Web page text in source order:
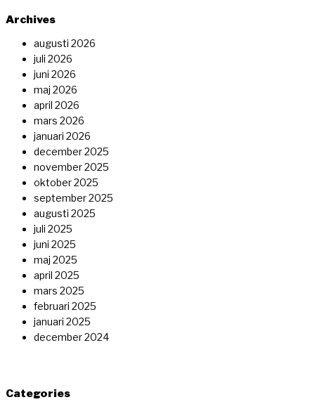
Archives
augusti 2026
juli 2026
juni 2026
maj 2026
april 2026
mars 2026
januari 2026
december 2025
november 2025
oktober 2025
september 2025
augusti 2025
juli 2025
juni 2025
maj 2025
april 2025
mars 2025
februari 2025
januari 2025
december 2024
Categories